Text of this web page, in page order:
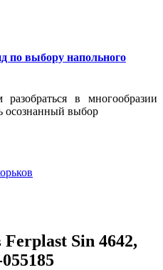
по выбору напольного
в многообразии
осознанный выбор
Sin 4642,